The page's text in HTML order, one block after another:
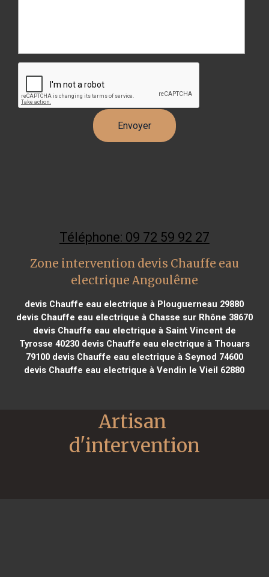
Téléphone: 09 72 59 92 27
Zone intervention devis Chauffe eau
electrique Angoulême
devis Chauffe eau electrique à Plouguerneau 29880
devis Chauffe eau electrique à Chasse sur Rhône 38670
devis Chauffe eau electrique à Saint Vincent de
Tyrosse 40230devis Chauffe eau electrique à Thouars
79100devis Chauffe eau electrique à Seynod 74600
devis Chauffe eau electrique à Vendin le Vieil 62880
Artisan
d'intervention